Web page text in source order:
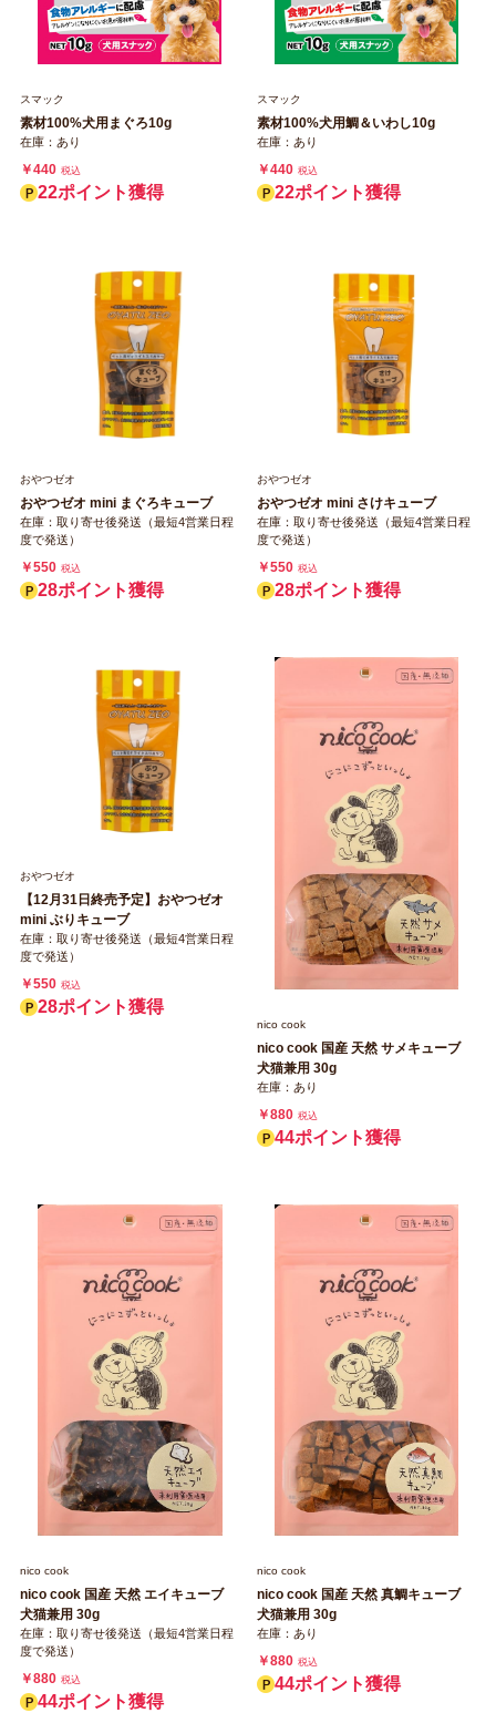
スマック
素材100%犬用まぐろ10g
在庫：あり
￥440 税込
22ポイント獲得
スマック
素材100%犬用鯛＆いわし10g
在庫：あり
￥440 税込
22ポイント獲得
おやつゼオ
おやつゼオ mini まぐろキューブ
在庫：取り寄せ後発送（最短4営業日程
度で発送）
￥550 税込
28ポイント獲得
おやつゼオ
おやつゼオ mini さけキューブ
在庫：取り寄せ後発送（最短4営業日程
度で発送）
￥550 税込
28ポイント獲得
おやつゼオ
【12月31日終売予定】おやつゼオ
mini ぶりキューブ
在庫：取り寄せ後発送（最短4営業日程
度で発送）
￥550 税込
28ポイント獲得
nico cook
nico cook 国産 天然 サメキューブ
犬猫兼用 30g
在庫：あり
￥880 税込
44ポイント獲得
nico cook
nico cook 国産 天然 エイキューブ
犬猫兼用 30g
在庫：取り寄せ後発送（最短4営業日程
度で発送）
￥880 税込
44ポイント獲得
nico cook
nico cook 国産 天然 真鯛キューブ
犬猫兼用 30g
在庫：あり
￥880 税込
44ポイント獲得